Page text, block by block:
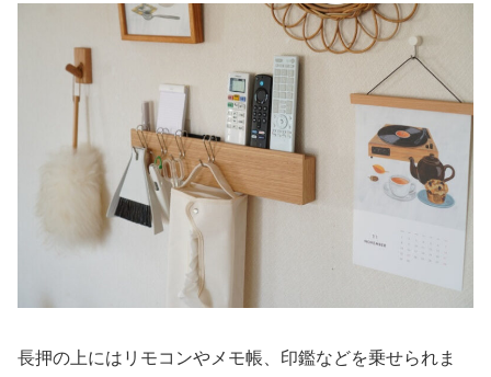
長押の上にはリモコンやメモ帳、印鑑などを乗せられま